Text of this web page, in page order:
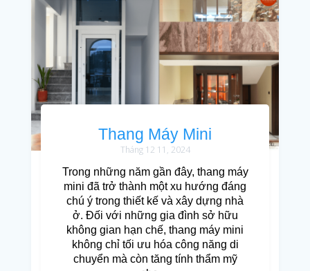
Thang Máy Mini
Tháng 12 11, 2024
Trong những năm gần đây, thang máy
mini đã trở thành một xu hướng đáng
chú ý trong thiết kế và xây dựng nhà
ở. Đối với những gia đình sở hữu
không gian hạn chế, thang máy mini
không chỉ tối ưu hóa công năng di
chuyển mà còn tăng tính thẩm mỹ